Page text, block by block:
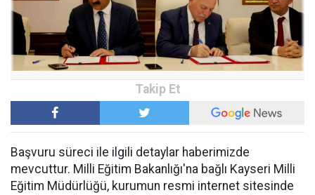
Başvuru süreci ile ilgili detaylar haberimizde
mevcuttur. Milli Eğitim Bakanlığı'na bağlı Kayseri Milli
Eğitim Müdürlüğü, kurumun resmi internet sitesinde